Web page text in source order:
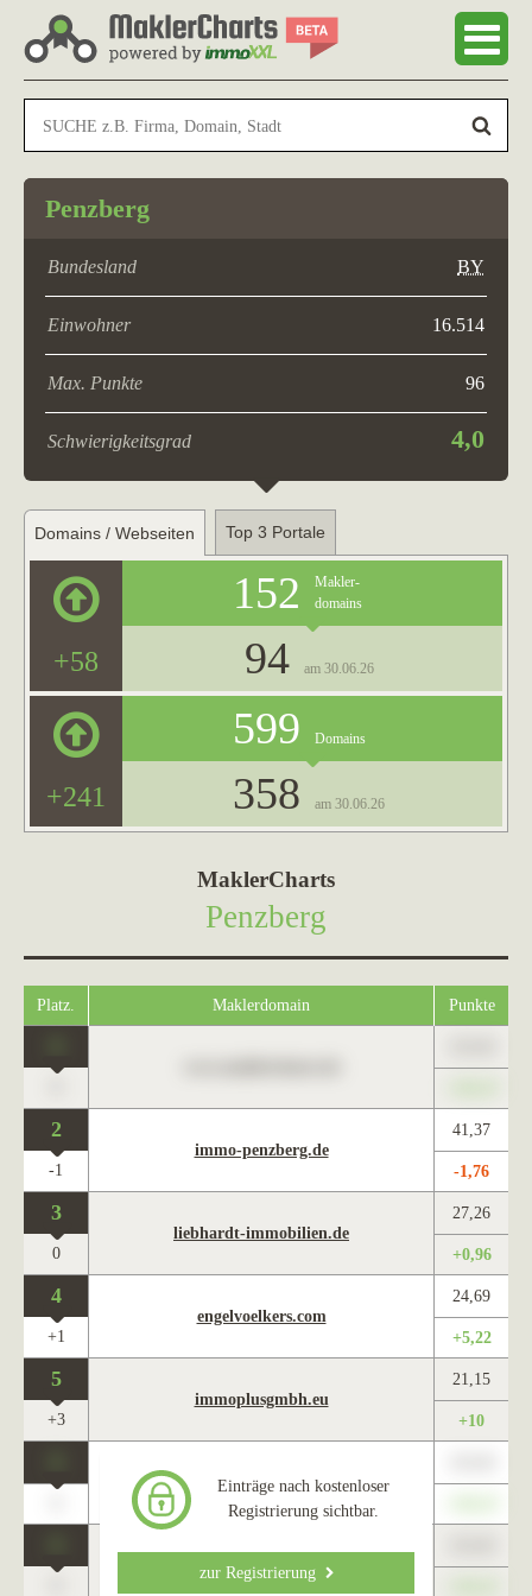
Penzberg
Bundesland BY
Einwohner 16.514
Max. Punkte 96
Schwierigkeitsgrad 4,0
Domains / Webseiten Top 3 Portale
+58
152
Makler-
domains
94 am 30.06.26
+241
599 Domains
358 am 30.06.26
MaklerCharts
Penzberg
Platz. Maklerdomain Punkte
2
immo-penzberg.de
41,37
-1 -1,76
3
liebhardt-immobilien.de
27,26
0 +0,96
4
engelvoelkers.com
24,69
+1 +5,22
5
immoplusgmbh.eu
21,15
+3 +10
www.maklercharts.de
Einträge nach kostenloser
Registrierung sichtbar.
zur Registrierung
www.maklercharts.de